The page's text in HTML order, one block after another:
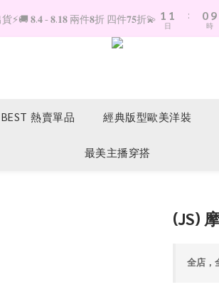
⚡️🚚 𝟖.𝟒 - 𝟖.𝟏𝟖 兩件𝟖折 四件𝟕𝟓折💫 1
0
1
0
日
:
09
8
時
BEST 熱賣單品 經典版型歐美洋裝
最美主播穿搭
(JS)
全店，